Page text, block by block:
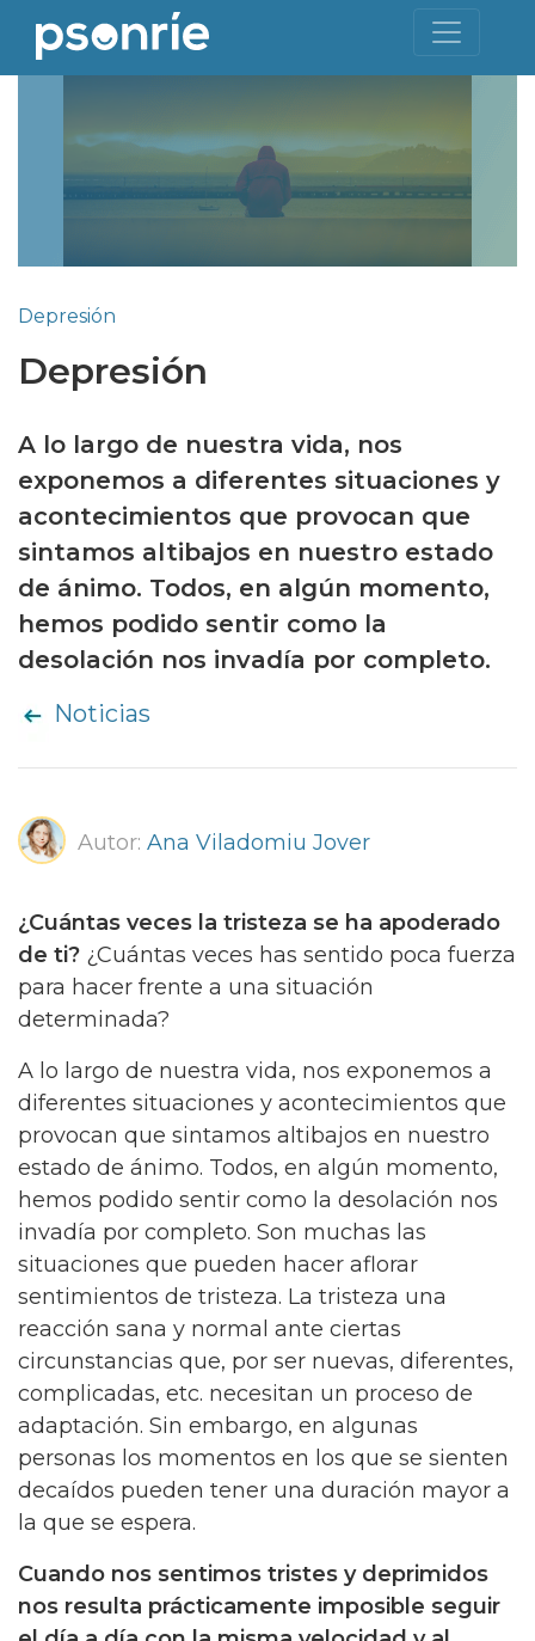
Depresión
Depresión
A lo largo de nuestra vida, nos
exponemos a diferentes situaciones y
acontecimientos que provocan que
sintamos altibajos en nuestro estado
de ánimo. Todos, en algún momento,
hemos podido sentir como la
desolación nos invadía por completo.
Noticias
Autor: Ana Viladomiu Jover
¿Cuántas veces la tristeza se ha apoderado
de ti? ¿Cuántas veces has sentido poca fuerza
para hacer frente a una situación
determinada?
A lo largo de nuestra vida, nos exponemos a
diferentes situaciones y acontecimientos que
provocan que sintamos altibajos en nuestro
estado de ánimo. Todos, en algún momento,
hemos podido sentir como la desolación nos
invadía por completo. Son muchas las
situaciones que pueden hacer aflorar
sentimientos de tristeza. La tristeza una
reacción sana y normal ante ciertas
circunstancias que, por ser nuevas, diferentes,
complicadas, etc. necesitan un proceso de
adaptación. Sin embargo, en algunas
personas los momentos en los que se sienten
decaídos pueden tener una duración mayor a
la que se espera.
Cuando nos sentimos tristes y deprimidos
nos resulta prácticamente imposible seguir